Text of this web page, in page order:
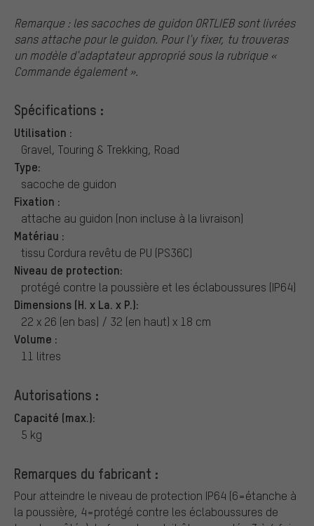
Remarque : les sacoches de guidon ORTLIEB sont livrées
sans attache pour le guidon. Pour l'y fixer, tu trouveras
un modèle d'adaptateur approprié sous la rubrique «
Commande également ».
Spécifications :
Utilisation :
Gravel, Touring & Trekking, Road
Type:
sacoche de guidon
Fixation :
attache au guidon (non incluse à la livraison)
Matériau :
tissu Cordura revêtu de PU (PS36C)
Niveau de protection:
protégé contre la poussière et les éclaboussures (IP64)
Dimensions (H. x La. x P.):
22 x 26 (en bas) / 32 (en haut) x 18 cm
Volume :
11 litres
Autorisations :
Capacité (max.):
5 kg
Remarques du fabricant :
Pour atteindre le niveau de protection IP64 (6=étanche à
la poussière, 4=protégé contre les éclaboussures de